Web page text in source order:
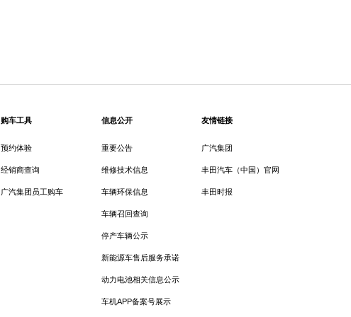
购车工具
预约体验
经销商查询
广汽集团员工购车
信息公开
重要公告
维修技术信息
车辆环保信息
车辆召回查询
停产车辆公示
新能源车售后服务承诺
动力电池相关信息公示
车机APP备案号展示
友情链接
广汽集团
丰田汽车（中国）官网
丰田时报